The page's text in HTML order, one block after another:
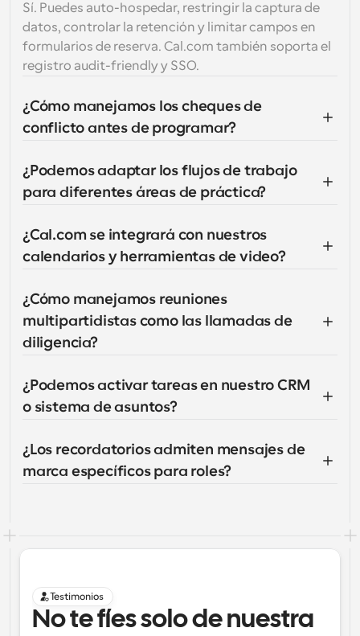
Sí. Puedes auto-hospedar, restringir la captura de
datos, controlar la retención y limitar campos en
formularios de reserva. Cal.com también soporta el
registro audit-friendly y SSO.
¿Cómo manejamos los cheques de
conflicto antes de programar?
¿Podemos adaptar los flujos de trabajo
para diferentes áreas de práctica?
¿Cal.com se integrará con nuestros
calendarios y herramientas de video?
¿Cómo manejamos reuniones
multipartidistas como las llamadas de
diligencia?
¿Podemos activar tareas en nuestro CRM
o sistema de asuntos?
¿Los recordatorios admiten mensajes de
marca específicos para roles?
Testimonios
No te fíes solo de nuestra